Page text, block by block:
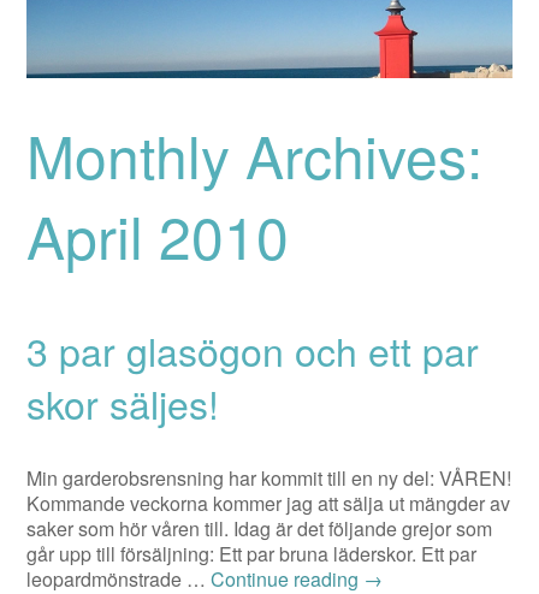
Monthly Archives:
April 2010
3 par glasögon och ett par
skor säljes!
Min garderobsrensning har kommit till en ny del: VÅREN!
Kommande veckorna kommer jag att sälja ut mängder av
saker som hör våren till. Idag är det följande grejor som
går upp till försäljning: Ett par bruna läderskor. Ett par
leopardmönstrade …Continue reading →